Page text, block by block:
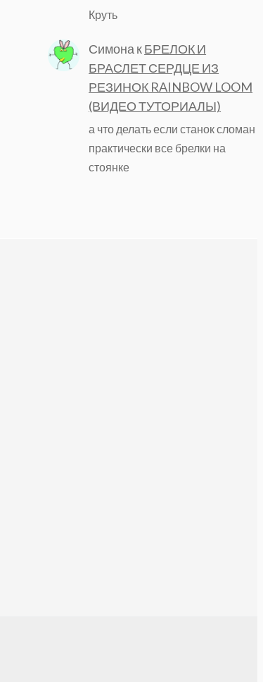
Круть
Симона кБРЕЛОК И
БРАСЛЕТ СЕРДЦЕ ИЗ
РЕЗИНОК RAINBOW LOOM
(ВИДЕО ТУТОРИАЛЫ)
а что делать если станок сломан
практически все брелки на
стоянке